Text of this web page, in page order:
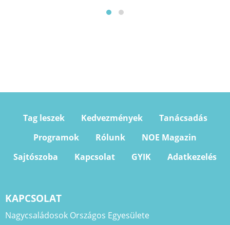
Tag leszek Kedvezmények
Tanácsadás
Programok
Rólunk
NOE Magazin
Sajtószoba
Kapcsolat GYIK Adatkezelés
KAPCSOLAT
Nagycsaládosok Országos Egyesülete